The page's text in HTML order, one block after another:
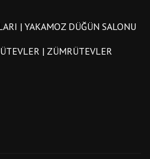
| YAKAMOZ DÜĞÜN SALONU